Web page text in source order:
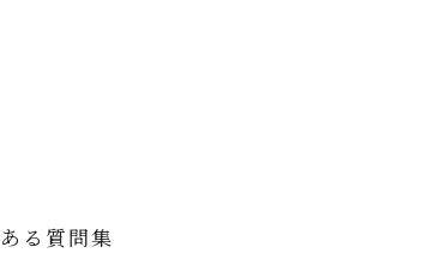
る質問集